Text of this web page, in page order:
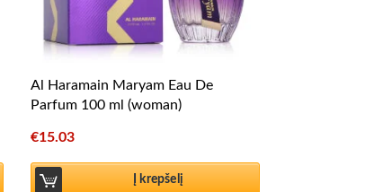
Al Haramain Maryam Eau De
Parfum 100 ml (woman)
€15.03
Į krepšelį